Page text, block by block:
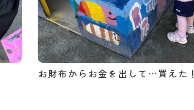
お財布からお金を出して…買えた！